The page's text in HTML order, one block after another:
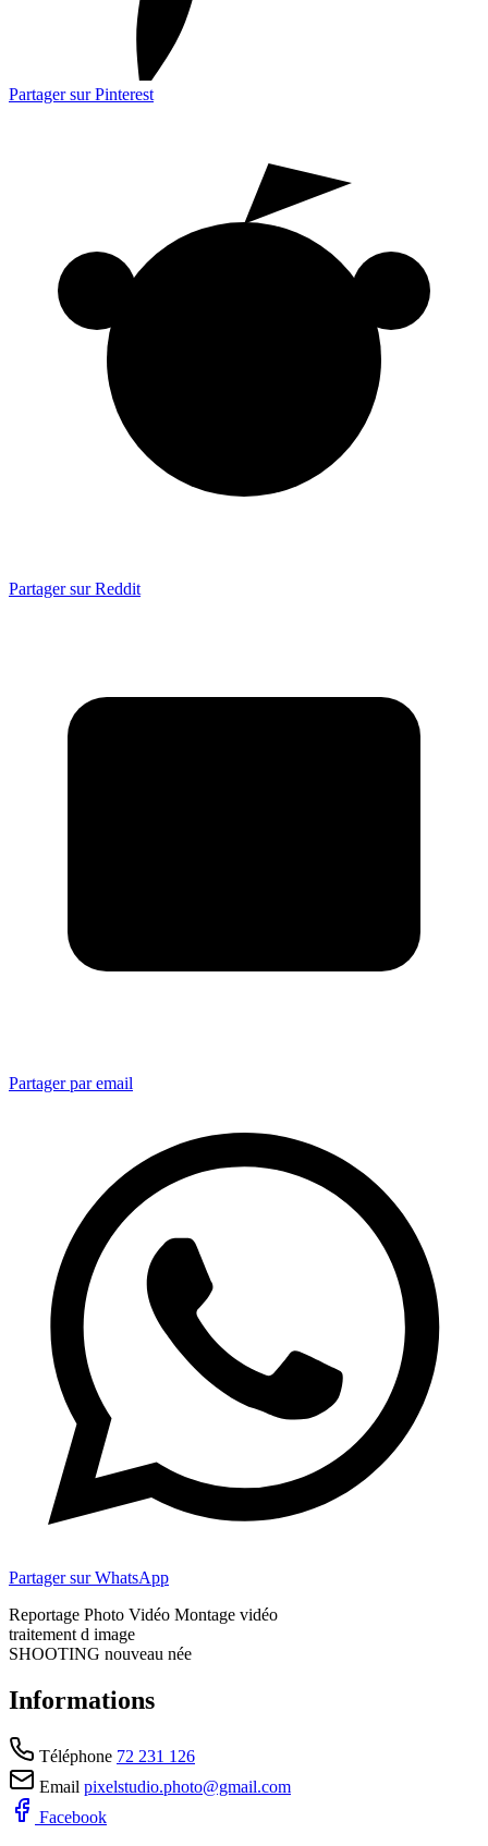
Partager sur Pinterest
Partager sur Reddit
Partager par email
Partager sur WhatsApp
Reportage Photo Vidéo Montage vidéo
traitement d image
SHOOTING nouveau née
Informations
Téléphone 72 231 126
Email pixelstudio.photo@gmail.com
Facebook